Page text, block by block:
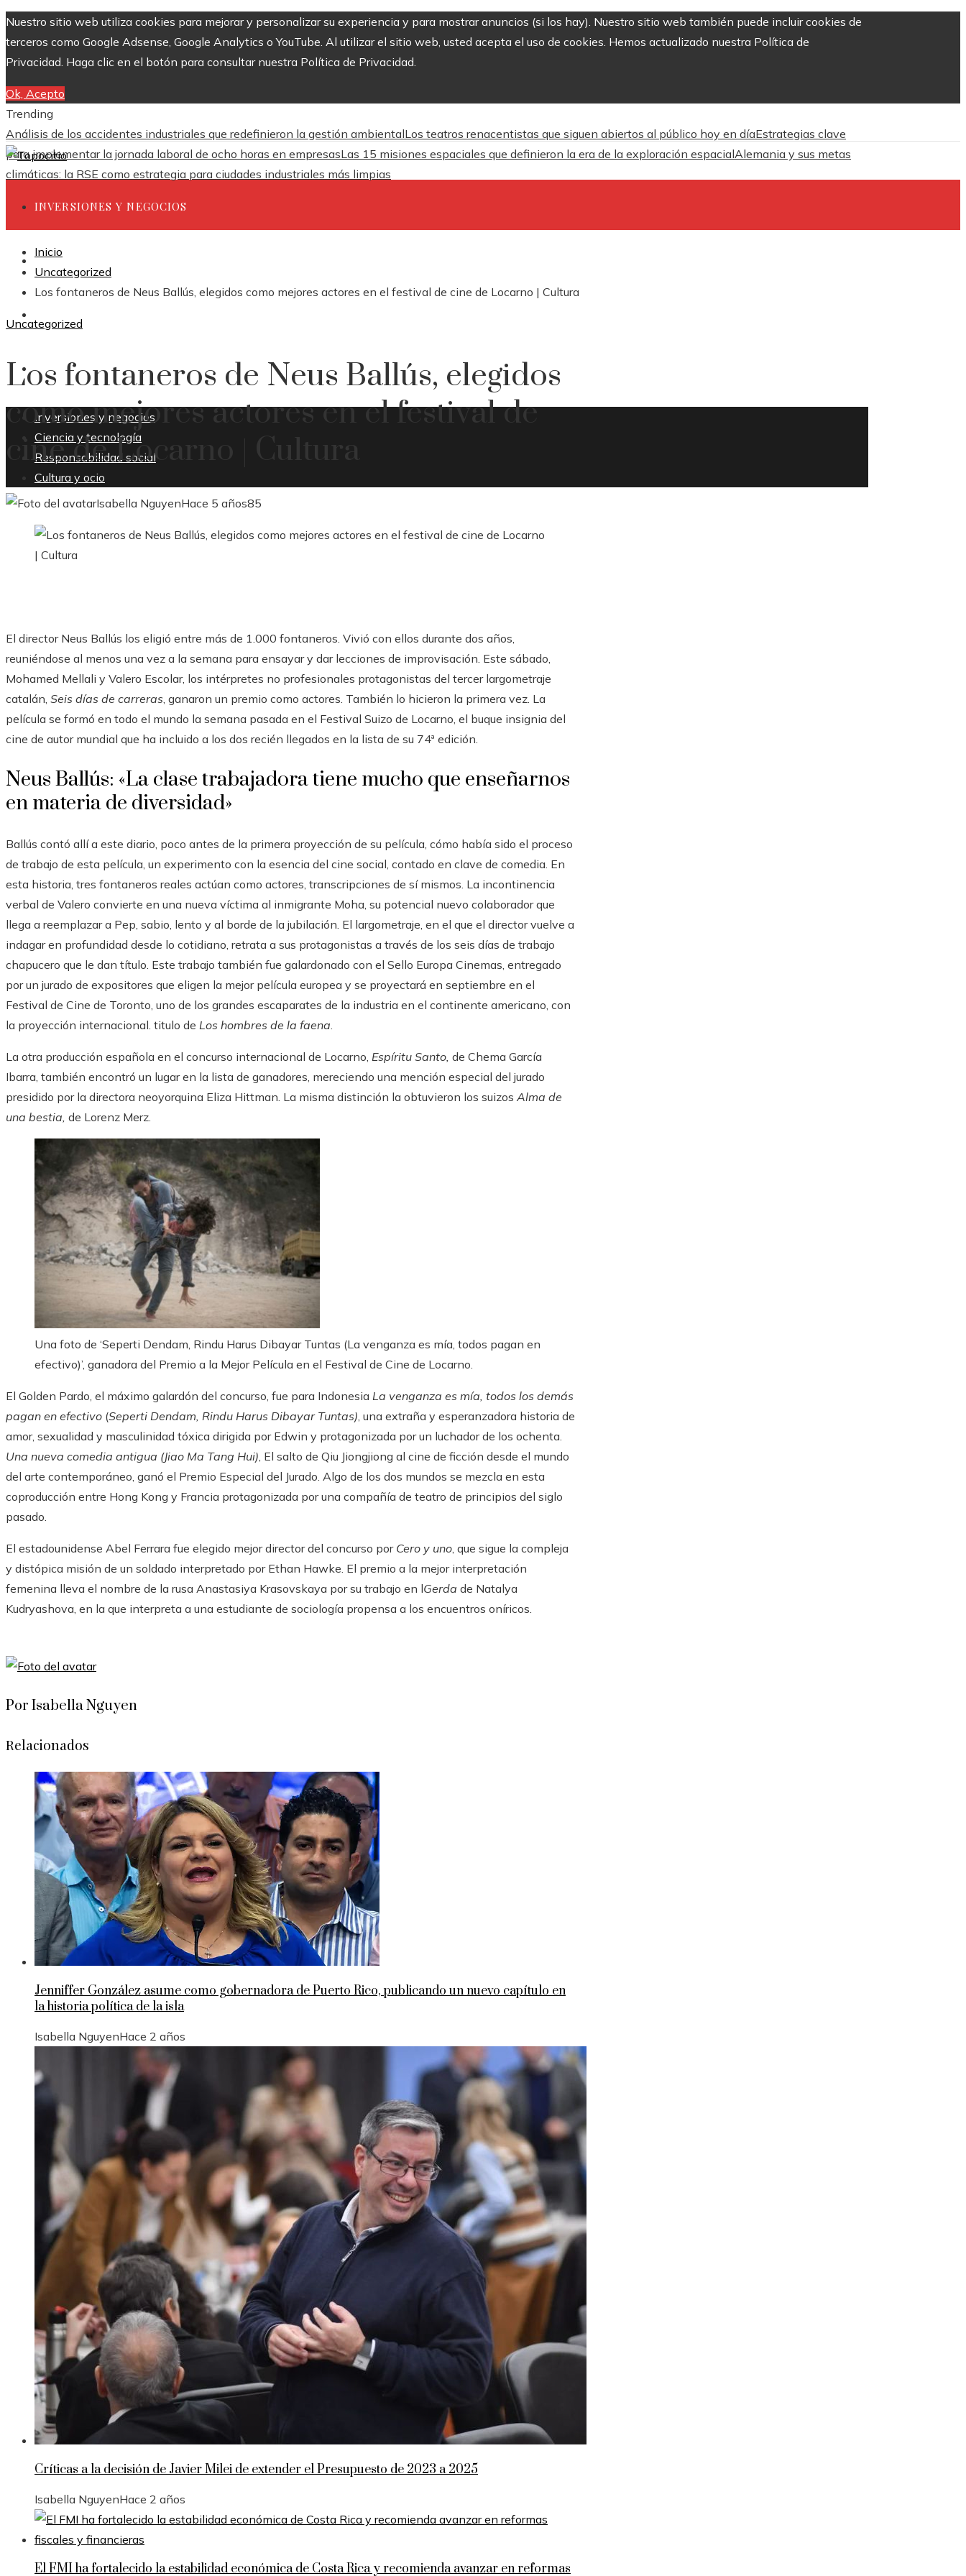
Nuestro sitio web utiliza cookies para mejorar y personalizar su experiencia y para mostrar anuncios (si los hay). Nuestro sitio web también puede incluir cookies de
terceros como Google Adsense, Google Analytics o YouTube. Al utilizar el sitio web, usted acepta el uso de cookies. Hemos actualizado nuestra Política de
Privacidad. Haga clic en el botón para consultar nuestra Política de Privacidad.
Ok, Acepto
Trending
Análisis de los accidentes industriales que redefinieron la gestión ambientalLos teatros renacentistas que siguen abiertos al público hoy en díaEstrategias clave
para implementar la jornada laboral de ocho horas en empresasLas 15 misiones espaciales que definieron la era de la exploración espacialAlemania y sus metas
climáticas: la RSE como estrategia para ciudades industriales más limpias
INVERSIONES Y NEGOCIOS
CIENCIA Y TECNOLOGÍA
CULTURA Y OCIO
Inversiones y negocios
Ciencia y tecnología
Responsabilidad social
Cultura y ocio
Inicio
Uncategorized
Los fontaneros de Neus Ballús, elegidos como mejores actores en el festival de cine de Locarno | Cultura
Uncategorized
Los fontaneros de Neus Ballús, elegidos
como mejores actores en el festival de
cine de Locarno | Cultura
Isabella NguyenHace 5 años85
El director Neus Ballús los eligió entre más de 1.000 fontaneros. Vivió con ellos durante dos años,
reuniéndose al menos una vez a la semana para ensayar y dar lecciones de improvisación. Este sábado,
Mohamed Mellali y Valero Escolar, los intérpretes no profesionales protagonistas del tercer largometraje
catalán, Seis días de carreras, ganaron un premio como actores. También lo hicieron la primera vez. La
película se formó en todo el mundo la semana pasada en el Festival Suizo de Locarno, el buque insignia del
cine de autor mundial que ha incluido a los dos recién llegados en la lista de su 74ª edición.
Neus Ballús: «La clase trabajadora tiene mucho que enseñarnos
en materia de diversidad»
Ballús contó allí a este diario, poco antes de la primera proyección de su película, cómo había sido el proceso
de trabajo de esta película, un experimento con la esencia del cine social, contado en clave de comedia. En
esta historia, tres fontaneros reales actúan como actores, transcripciones de sí mismos. La incontinencia
verbal de Valero convierte en una nueva víctima al inmigrante Moha, su potencial nuevo colaborador que
llega a reemplazar a Pep, sabio, lento y al borde de la jubilación. El largometraje, en el que el director vuelve a
indagar en profundidad desde lo cotidiano, retrata a sus protagonistas a través de los seis días de trabajo
chapucero que le dan título. Este trabajo también fue galardonado con el Sello Europa Cinemas, entregado
por un jurado de expositores que eligen la mejor película europea y se proyectará en septiembre en el
Festival de Cine de Toronto, uno de los grandes escaparates de la industria en el continente americano, con
la proyección internacional. titulo de Los hombres de la faena.
La otra producción española en el concurso internacional de Locarno, Espíritu Santo, de Chema García
Ibarra, también encontró un lugar en la lista de ganadores, mereciendo una mención especial del jurado
presidido por la directora neoyorquina Eliza Hittman. La misma distinción la obtuvieron los suizos Alma de
una bestia, de Lorenz Merz.
Una foto de ‘Seperti Dendam, Rindu Harus Dibayar Tuntas (La venganza es mía, todos pagan en
efectivo)’, ganadora del Premio a la Mejor Película en el Festival de Cine de Locarno.
El Golden Pardo, el máximo galardón del concurso, fue para Indonesia La venganza es mía, todos los demás
pagan en efectivo (Seperti Dendam, Rindu Harus Dibayar Tuntas), una extraña y esperanzadora historia de
amor, sexualidad y masculinidad tóxica dirigida por Edwin y protagonizada por un luchador de los ochenta.
Una nueva comedia antigua (Jiao Ma Tang Hui), El salto de Qiu Jiongjiong al cine de ficción desde el mundo
del arte contemporáneo, ganó el Premio Especial del Jurado. Algo de los dos mundos se mezcla en esta
coproducción entre Hong Kong y Francia protagonizada por una compañía de teatro de principios del siglo
pasado.
El estadounidense Abel Ferrara fue elegido mejor director del concurso por Cero y uno, que sigue la compleja
y distópica misión de un soldado interpretado por Ethan Hawke. El premio a la mejor interpretación
femenina lleva el nombre de la rusa Anastasiya Krasovskaya por su trabajo en lGerda de Natalya
Kudryashova, en la que interpreta a una estudiante de sociología propensa a los encuentros oníricos.
Por Isabella Nguyen
Relacionados
Jenniffer González asume como gobernadora de Puerto Rico, publicando un nuevo capítulo en
la historia política de la isla
Isabella NguyenHace 2 años
Críticas a la decisión de Javier Milei de extender el Presupuesto de 2023 a 2025
Isabella NguyenHace 2 años
El FMI ha fortalecido la estabilidad económica de Costa Rica y recomienda avanzar en reformas